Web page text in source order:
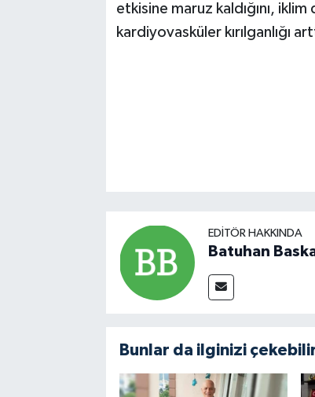
etkisine maruz kaldığını,
kardiyovasküler kırılganlığı
EDITÖR HAKKINDA
Batuhan
Bunlar da ilginizi